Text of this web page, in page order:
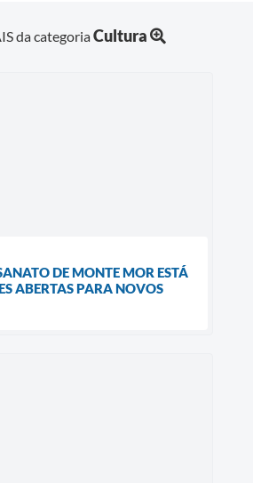
da categoriaCultura
DE MONTE MOR ESTÁ
ABERTAS PARA NOVOS